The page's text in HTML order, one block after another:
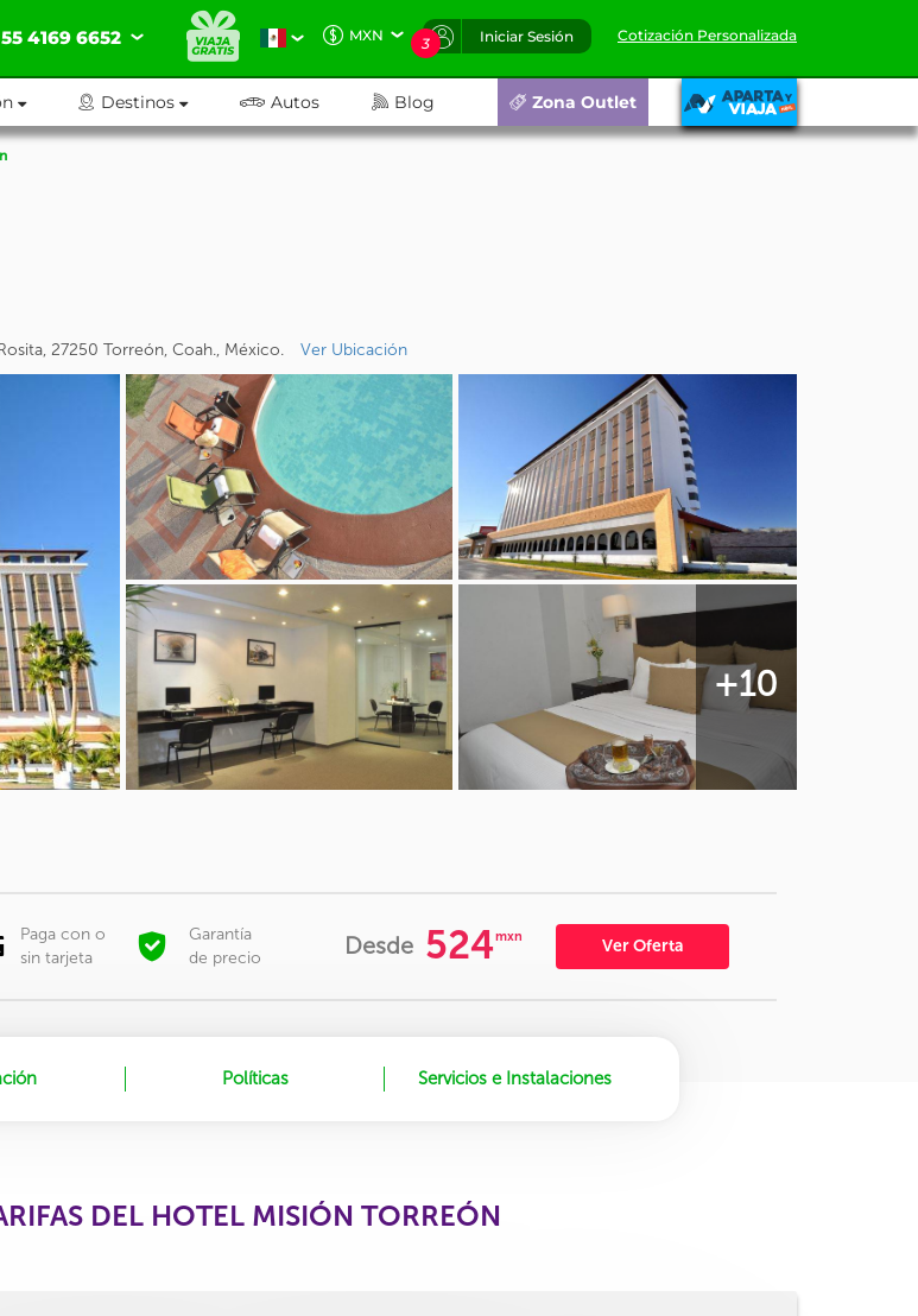
55 4169 6652 MXN 3 Iniciar Sesión Cotización Personalizada
Destinos Autos Blog Zona Outlet
27250 Torreón, Coah., México. Ver Ubicación
+10
Paga con o
sin tarjeta
Garantía
de precio
Desde 524mxn Ver Oferta
Políticas Servicios e Instalaciones
DEL HOTEL MISIÓN TORREÓN